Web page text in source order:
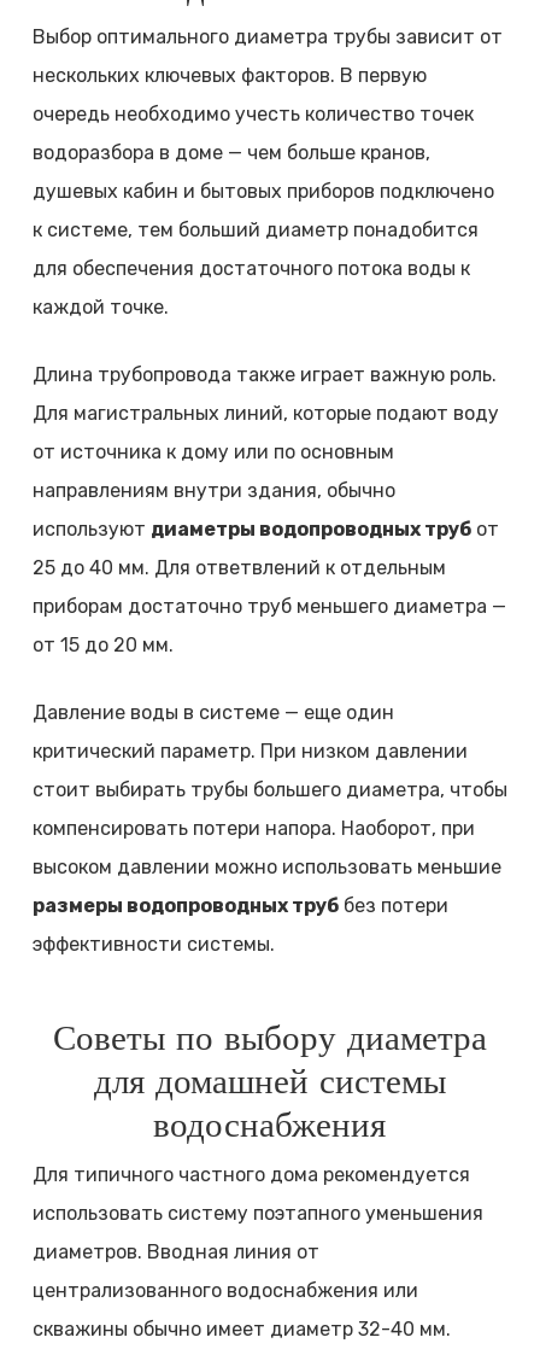
Выбор оптимального диаметра трубы зависит от
нескольких ключевых факторов. В первую
очередь необходимо учесть количество точек
водоразбора в доме — чем больше кранов,
душевых кабин и бытовых приборов подключено
к системе, тем больший диаметр понадобится
для обеспечения достаточного потока воды к
каждой точке.
Длина трубопровода также играет важную роль.
Для магистральных линий, которые подают воду
от источника к дому или по основным
направлениям внутри здания, обычно
используют диаметры водопроводных трубот
25 до 40 мм. Для ответвлений к отдельным
приборам достаточно труб меньшего диаметра —
от 15 до 20 мм.
Давление воды в системе — еще один
критический параметр. При низком давлении
стоит выбирать трубы большего диаметра, чтобы
компенсировать потери напора. Наоборот, при
высоком давлении можно использовать меньшие
размеры водопроводных труббез потери
эффективности системы.
Советы по выбору диаметра
для домашней системы
водоснабжения
Для типичного частного дома рекомендуется
использовать систему поэтапного уменьшения
диаметров. Вводная линия от
централизованного водоснабжения или
скважины обычно имеет диаметр 32-40 мм.